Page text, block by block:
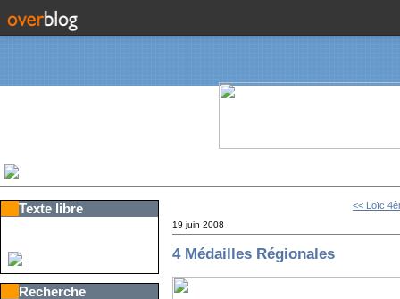
Texte libre
Recherche
<< Loïc
19 juin 2008
4 Médailles Régionales